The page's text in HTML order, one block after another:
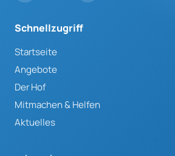
Schnellzugriff
Startseite
Angebote
Der Hof
Mitmachen & Helfen
Aktuelles